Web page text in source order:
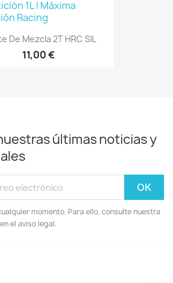
De Mezcla 2T HRC SIL
11,00 €
últimas noticias y
momento. Para ello, consulte nuestra
el aviso legal.